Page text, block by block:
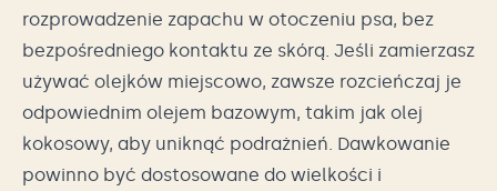
rozprowadzenie zapachu w otoczeniu psa, bez
bezpośredniego kontaktu ze skórą. Jeśli zamierzasz
używać olejków miejscowo, zawsze rozcieńczaj je
odpowiednim olejem bazowym, takim jak olej
kokosowy, aby uniknąć podrażnień. Dawkowanie
powinno być dostosowane do wielkości i